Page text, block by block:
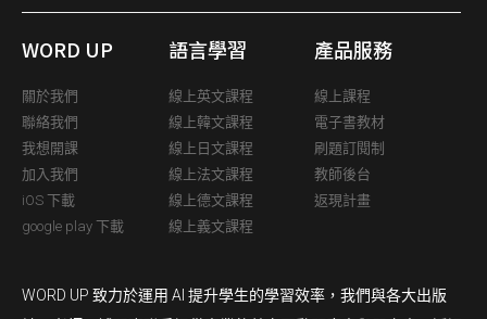
WORD UP
關於我們
聯絡我們
我想開課
加入我們
iOS 下載
google play 下載
語言學習
線上英文課程
線上韓文課程
線上日文課程
線上法文課程
線上德文課程
線上義文課程
產品服務
線上課程
電子書教材
刷題訂閱制
教師後台
返現計畫
WORD UP 致力於運用 AI 提升學生的學習效率，我們與各大出版